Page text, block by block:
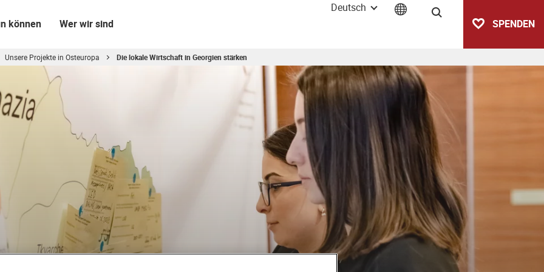
können Wer wir sind
Deutsch
Suche
SPENDEN
Unsere Projekte in Osteuropa Die lokale Wirtschaft in Georgien stärken